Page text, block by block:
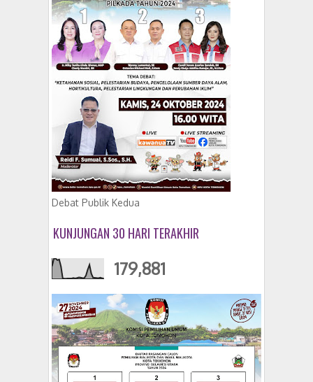
Debat Publik Kedua
KUNJUNGAN 30 HARI TERAKHIR
179,881